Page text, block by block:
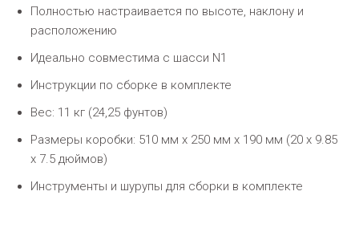
Полностью настраивается по высоте, наклону и
расположению
Идеально совместима с шасси N1
Инструкции по сборке в комплекте
Вес: 11 кг (24,25 фунтов)
Размеры коробки: 510 мм x 250 мм x 190 мм (20 x 9.85
x 7.5 дюймов)
Инструменты и шурупы для сборки в комплекте